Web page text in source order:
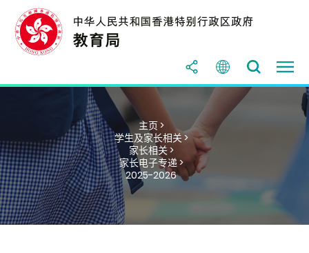
主页 >
学生及家长相关 >
家长相关 >
家长电子专递 >
2025-2026